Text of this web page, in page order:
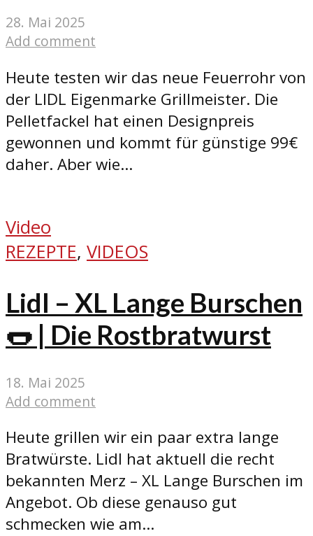
28. Mai 2025
Add comment
Heute testen wir das neue Feuerrohr von
der LIDL Eigenmarke Grillmeister. Die
Pelletfackel hat einen Designpreis
gewonnen und kommt für günstige 99€
daher. Aber wie...
Video
REZEPTE, VIDEOS
Lidl – XL Lange Burschen
🌭 | Die Rostbratwurst
18. Mai 2025
Add comment
Heute grillen wir ein paar extra lange
Bratwürste. Lidl hat aktuell die recht
bekannten Merz – XL Lange Burschen im
Angebot. Ob diese genauso gut
schmecken wie am...